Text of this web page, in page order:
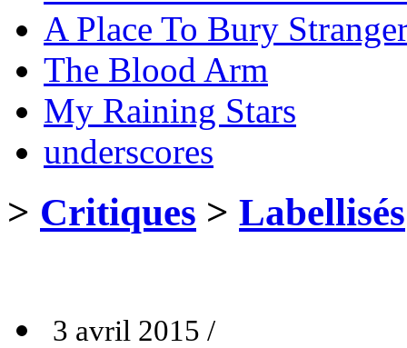
A Place To Bury
The Blood Arm
My Raining Stars
underscores
> Critiques > Labellisés
3 avril 2015 /